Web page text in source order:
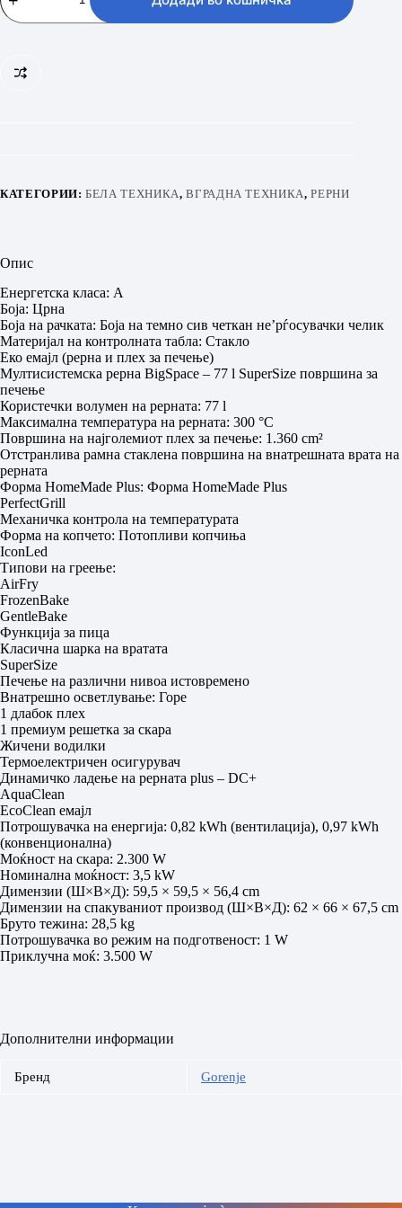
количина
КАТЕГОРИИ:БЕЛА ТЕХНИКА,ВГРАДНА ТЕХНИКА,РЕРНИ
Опис
Енергетска класа: A
Боја: Црна
Боја на рачката: Боја на темно сив четкан не’рѓосувачки челик
Материјал на контролната табла: Стакло
Еко емајл (рерна и плех за печење)
Мултисистемска рерна BigSpace – 77 l SuperSize површина за
печење
Користечки волумен на рерната: 77 l
Максимална температура на рерната: 300 °C
Површина на најголемиот плех за печење: 1.360 cm²
Отстранлива рамна стаклена површина на внатрешната врата на
рерната
Форма HomeMade Plus: Форма HomeMade Plus
PerfectGrill
Механичка контрола на температурата
Форма на копчето: Потопливи копчиња
IconLed
Типови на греење:
AirFry
FrozenBake
GentleBake
Функција за пица
Класична шарка на вратата
SuperSize
Печење на различни нивоа истовремено
Внатрешно осветлување: Горе
1 длабок плех
1 премиум решетка за скара
Жичени водилки
Термоелектричен осигурувач
Динамичко ладење на рерната plus – DC+
AquaClean
EcoClean емајл
Потрошувачка на енергија: 0,82 kWh (вентилација), 0,97 kWh
(конвенционална)
Моќност на скара: 2.300 W
Номинална моќност: 3,5 kW
Димензии (Ш×В×Д): 59,5 × 59,5 × 56,4 cm
Димензии на спакуваниот производ (Ш×В×Д): 62 × 66 × 67,5 cm
Бруто тежина: 28,5 kg
Потрошувачка во режим на подготвеност: 1 W
Приклучна моќ: 3.500 W
Дополнителни информации
Бренд Gorenje